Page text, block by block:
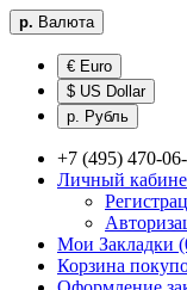
р. Валюта
€ Euro
$ US Dollar
р. Рубль
+7 (495) 470-
Личный
Мои Закладки
Корзина